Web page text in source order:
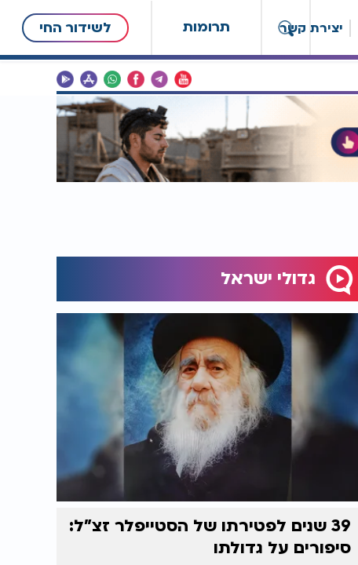
תרומות לשידור החי יצירת קשר
גדולי ישראל
39 שנים לפטירתו של הסטייפלר זצ"ל:
סיפורים על גדולתו